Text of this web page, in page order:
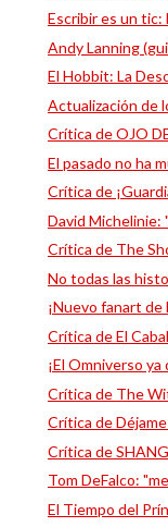
Escribir es un tic:
Andy Lanning
El Hobbit: La
Actualización de
Crítica de OJO
El pasado no ha
Crítica de
David Michelinie:
Crítica de The
No todas las
¡Nuevo fanart
Crítica de El
¡El Omniverso
Crítica de The
Crítica de
Crítica de
Tom DeFalco:
El Tiempo del